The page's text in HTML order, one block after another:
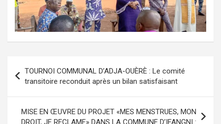
de
l’article
TOURNOI COMMUNAL D’ADJA-OUÈRÈ : Le comité
transitoire reconduit après un bilan satisfaisant
MISE EN ŒUVRE DU PROJET «MES MENSTRUES, MON
DROIT, JE RECLAME» DANS LA COMMUNE D’IFANGNI :